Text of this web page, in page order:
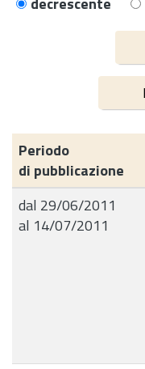
Periodo
di pubblicazione
dal 29/06/2011
al 14/07/2011